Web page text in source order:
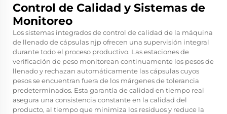
Control de Calidad y Sistemas de
Monitoreo
Los sistemas integrados de control de calidad de la máquina
de llenado de cápsulas njp ofrecen una supervisión integral
durante todo el proceso productivo. Las estaciones de
verificación de peso monitorean continuamente los pesos de
llenado y rechazan automáticamente las cápsulas cuyos
pesos se encuentran fuera de los márgenes de tolerancia
predeterminados. Esta garantía de calidad en tiempo real
asegura una consistencia constante en la calidad del
producto, al tiempo que minimiza los residuos y reduce la